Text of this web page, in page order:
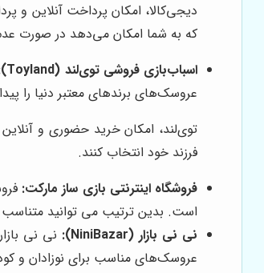
دیجی‌کالا، امکان پرداخت آنلاین و
که به شما امکان می‌دهد در صورت
اسباب‌بازی فروشی توی‌لند (Toyland):
عروسک‌های برندهای معتبر دنیا را
توی‌لند، امکان خرید حضوری و
فرزند خود انتخاب کنند.
فروشگاه اینترنتی بازی ساز مارکت:
است. بدین ترتیب می توانید
نی نی بازار (NiniBazar):
نی نی
عروسک‌های مناسب برای نوزادان و